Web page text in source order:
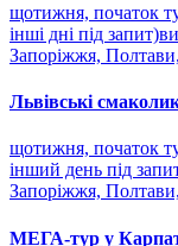
щотижня, початок
інші дні під
Запоріжжя,
Львівські
щотижня, початок
інший день під
Запоріжжя,
МЕГА-тур у